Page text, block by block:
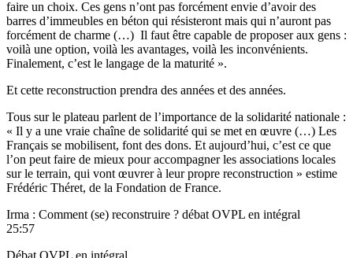
faire un choix. Ces gens n’ont pas forcément envie d’avoir des
barres d’immeubles en béton qui résisteront mais qui n’auront pas
forcément de charme (…) Il faut être capable de proposer aux gens :
voilà une option, voilà les avantages, voilà les inconvénients.
Finalement, c’est le langage de la maturité ».
Et cette reconstruction prendra des années et des années.
Tous sur le plateau parlent de l’importance de la solidarité nationale :
« Il y a une vraie chaîne de solidarité qui se met en œuvre (…) Les
Français se mobilisent, font des dons. Et aujourd’hui, c’est ce que
l’on peut faire de mieux pour accompagner les associations locales
sur le terrain, qui vont œuvrer à leur propre reconstruction » estime
Frédéric Théret, de la Fondation de France.
Irma : Comment (se) reconstruire ? débat OVPL en intégral
25:57
Débat OVPL en intégral